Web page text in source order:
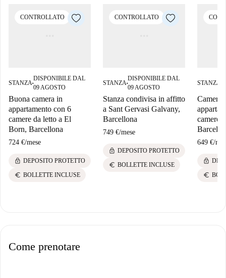
CONTROLLATO
STANZA■
DISPONIBILE DAL
09 AGOSTO
Buona camera in
appartamento con 6
camere da letto a El
Born, Barcellona
724 €/mese
lock DEPOSITO PROTETTO
euro BOLLETTE INCLUSE
CONTROLLATO
STANZA■
DISPONIBILE DAL
09 AGOSTO
Stanza condivisa in affitto
a Sant Gervasi Galvany,
Barcellona
749 €/mese
lock DEPOSITO PROTETTO
euro BOLLETTE INCLUSE
STANZA
Camera
camere
649 €/
lock
euro
Come prenotare